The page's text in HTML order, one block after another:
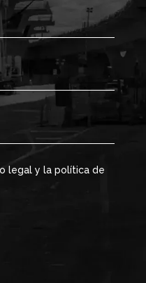
legal y la política de